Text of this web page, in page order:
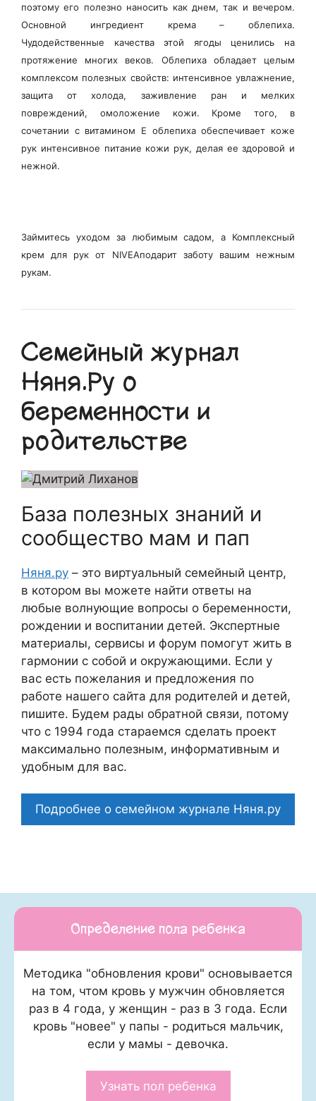
поэтому его полезно наносить как днем, так и вечером.
Основной ингредиент крема – облепиха.
Чудодейственные качества этой ягоды ценились на
протяжение многих веков. Облепиха обладает целым
комплексом полезных свойств: интенсивное увлажнение,
защита от холода, заживление ран и мелких
повреждений, омоложение кожи. Кроме того, в
сочетании с витамином Е облепиха обеспечивает коже
рук интенсивное питание кожи рук, делая ее здоровой и
нежной.
Займитесь уходом за любимым садом, а Комплексный
крем для рук от NIVEAподарит заботу вашим нежным
рукам.
Семейный журнал
Няня.Ру о
беременности и
родительстве
База полезных знаний и
сообщество мам и пап
Няня.ру – это виртуальный семейный центр,
в котором вы можете найти ответы на
любые волнующие вопросы о беременности,
рождении и воспитании детей. Экспертные
материалы, сервисы и форум помогут жить в
гармонии с собой и окружающими. Если у
вас есть пожелания и предложения по
работе нашего сайта для родителей и детей,
пишите. Будем рады обратной связи, потому
что c 1994 года стараемся сделать проект
максимально полезным, информативным и
удобным для вас.
Подробнее о семейном журнале Няня.ру
Определение пола ребенка
Методика "обновления крови" основывается
на том, чтом кровь у мужчин обновляется
раз в 4 года, у женщин - раз в 3 года. Если
кровь "новее" у папы - родиться мальчик,
если у мамы - девочка.
Узнать пол ребенка